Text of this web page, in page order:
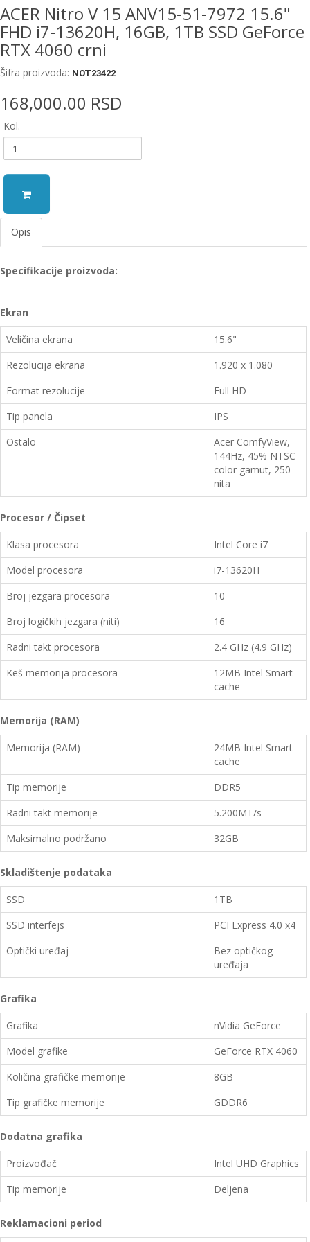
ACER Nitro V 15 ANV15-51-7972 15.6"
FHD i7-13620H, 16GB, 1TB SSD GeForce
RTX 4060 crni
Šifra proizvoda: NOT23422
168,000.00 RSD
Kol.
Opis
Specifikacije proizvoda:
Ekran
Veličina ekrana
15.6"
Rezolucija ekrana
1.920 x 1.080
Format rezolucije
Full HD
Tip panela
IPS
Ostalo
Acer ComfyView,
144Hz, 45% NTSC
color gamut, 250
nita
Procesor / Čipset
Klasa procesora
Intel Core i7
Model procesora
i7-13620H
Broj jezgara procesora
10
Broj logičkih jezgara (niti)
16
Radni takt procesora
2.4 GHz (4.9 GHz)
Keš memorija procesora
12MB Intel Smart
cache
Memorija (RAM)
Memorija (RAM)
24MB Intel Smart
cache
Tip memorije
DDR5
Radni takt memorije
5.200MT/s
Maksimalno podržano
32GB
Skladištenje podataka
SSD
1TB
SSD interfejs
PCI Express 4.0 x4
Optički uređaj
Bez optičkog
uređaja
Grafika
Grafika
nVidia GeForce
Model grafike
GeForce RTX 4060
Količina grafičke memorije
8GB
Tip grafičke memorije
GDDR6
Dodatna grafika
Proizvođač
Intel UHD Graphics
Tip memorije
Deljena
Reklamacioni period